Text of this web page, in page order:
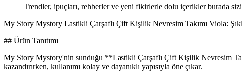
Trendler, ipuçları, rehberler ve yeni fikirlerle dolu içerikler burada
My Story Mystory Lastikli Çarşaflı Çift Kişilik Nevresim Takımı Viola:
## Ürün Tanıtımı
My Story Mystory'nin sunduğu **Lastikli Çarşaflı Çift Kişilik Nevresim
kazandırırken, kullanımı kolay ve dayanıklı yapısıyla öne çıkar.